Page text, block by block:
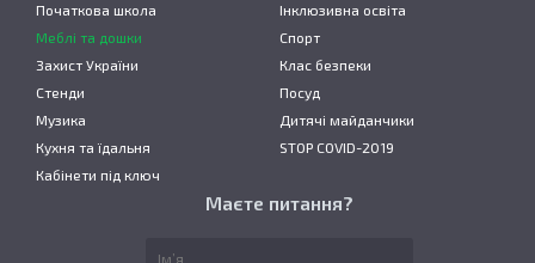
Початкова школа
Інклюзивна освіта
Меблі та дошки
Спорт
Захист України
Клас безпеки
Стенди
Посуд
Музика
Дитячі майданчики
Кухня та їдальня
STOP COVID-2019
Кабінети під ключ
Маєте питання?